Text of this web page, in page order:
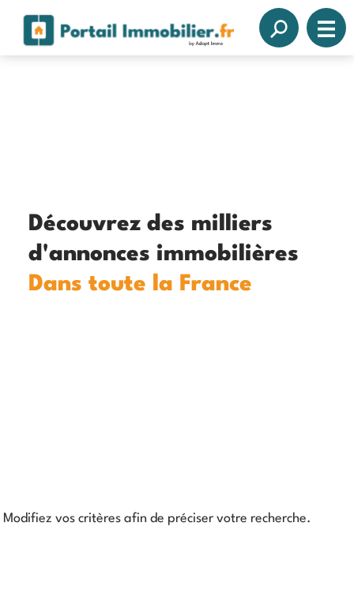
Découvrez des milliers
d'annonces immobilières
Dans toute la France
Modifiez vos critères afin de préciser votre recherche.